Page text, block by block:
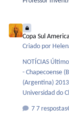
Copa Sul
Criado por
NOTÍCIAS Últimos Campeões: 2017 - Indepediente (Argentina) 2016
- Chapecoense (Brasil) 2015 - Santa Fé
(Argentina) 2013 - Lanús (Argentina) 2012 - São Paulo (Brasil) 2011 -
Universidad do Chile (Chile) 2010 -
7 respostas